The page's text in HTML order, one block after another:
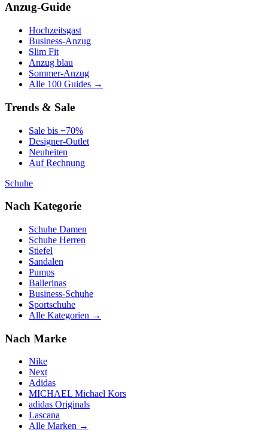
Anzug-Guide
Hochzeitsgast
Business-Anzug
Slim Fit
Anzug blau
Sommer-Anzug
Alle 100 Guides →
Trends & Sale
Sale bis −70%
Designer-Outlet
Neuheiten
Auf Rechnung
Schuhe
Nach Kategorie
Schuhe Damen
Schuhe Herren
Stiefel
Sandalen
Pumps
Ballerinas
Business-Schuhe
Sportschuhe
Alle Kategorien →
Nach Marke
Nike
Next
Adidas
MICHAEL Michael Kors
adidas Originals
Lascana
Alle Marken →